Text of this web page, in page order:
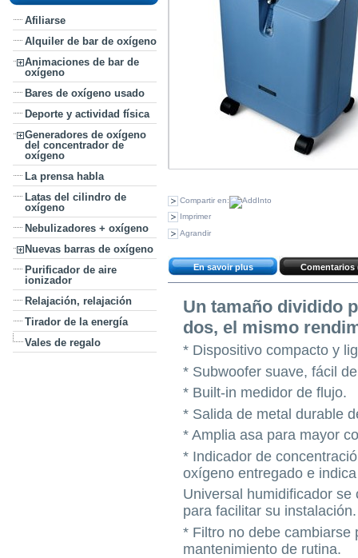
Afiliarse
Alquiler de bar de oxígeno
Animaciones de bar de
oxígeno
Bares de oxígeno usado
Deporte y actividad física
Generadores de oxígeno
del concentrador de
oxígeno
La prensa habla
Latas del cilindro de
oxígeno
Nebulizadores + oxígeno
Nuevas barras de oxígeno
Purificador de aire
ionizador
Relajación, relajación
Tirador de la energía
Vales de regalo
Compartir en:
Imprimer
Agrandir
En savoir plus Comentarios
Un tamaño dividido
dos, el mismo
* Dispositivo compacto y
* Subwoofer suave, fácil
* Built-in medidor de flujo.
* Salida de metal durable
* Amplia asa para mayor
* Indicador de
oxígeno entregado e
Universal humidificador
para facilitar su instalación.
* Filtro no debe cambiarse
mantenimiento de rutina.